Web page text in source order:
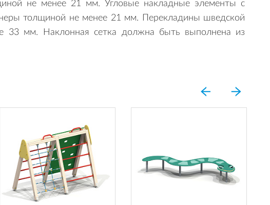
не менее 21 мм. Угловые накладные элементы с
толщиной не менее 21 мм. Перекладины шведской
33 мм. Наклонная сетка должна быть выполнена из